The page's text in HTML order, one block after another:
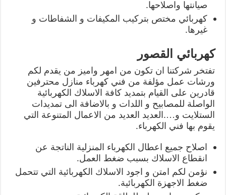
صيانتها واصلاحها.
كهربائي مختص بتركيب المكيفات و الشفاطات و
غيرها.
كهربائي القصور
تفتخر شركتنا ان تكون من امهر واميز من يقدم لكم
ورشات عمل مؤلفة من فني كهرباء منازل محترفين
قادرين على القيام بتمديد كافة الاسلاك الكهربائية
الواصلة للمصابيح و اللدات و بالاضافة الى تمديدات
الستلايت و….العديد العديد من الاعمال المتنوعة التي
يقوم بها فني الكهرباء.
اصلاح جميع اعطال الكهرباء المنزلية الناتجة عن
انقطاع الاسلاك بسبب ضغط العمل.
نؤمن لكم امتن و اجود الاسلاك الكهربائية التي تتحمل
ضغط الاجهزة الكهربائية.